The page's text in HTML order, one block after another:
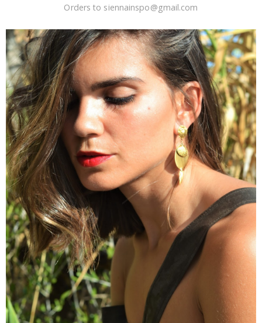
Orders to siennainspo@gmail.com